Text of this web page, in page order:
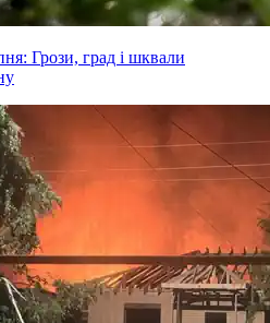
Грози, град і шквали